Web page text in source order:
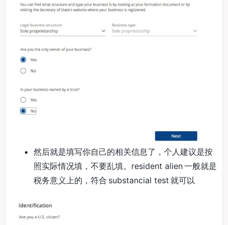
然后就是填写你自己的相关信息了，个人建议是按
照实际情况填，不要乱填。resident alien 一般就是
税务意义上的，符合 substancial test 就可以